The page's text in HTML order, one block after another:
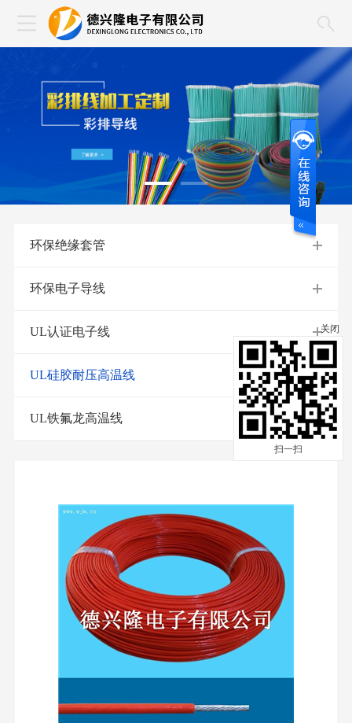
关闭
扫一扫
环保绝缘套管
环保电子导线
UL认证电子线
UL硅胶耐压高温线
UL铁氟龙高温线